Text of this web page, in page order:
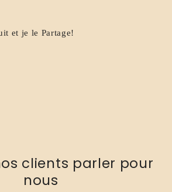
et je le Partage!
clients parler pour
nous